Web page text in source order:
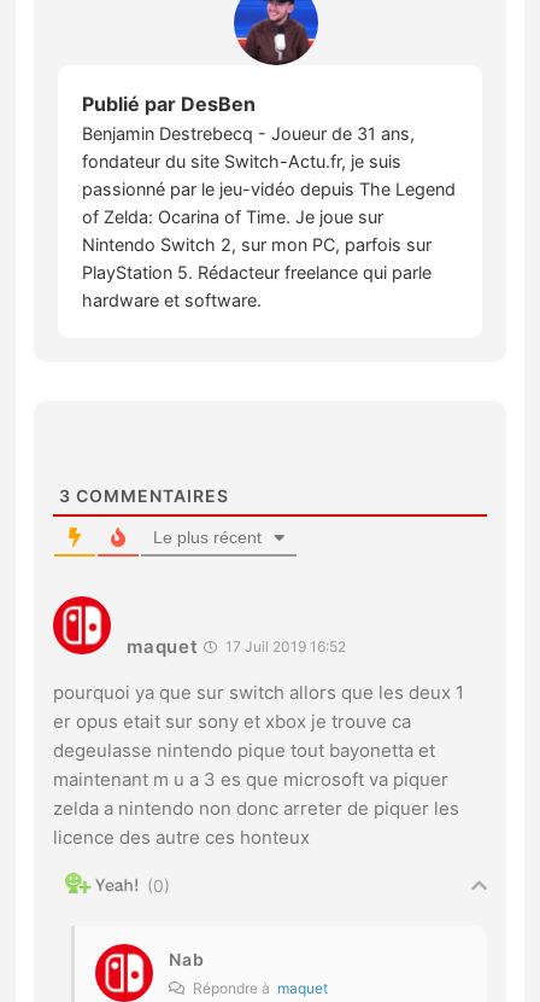
Publié par DesBen
Benjamin Destrebecq - Joueur de 31 ans,
fondateur du site Switch-Actu.fr, je suis
passionné par le jeu-vidéo depuis The Legend
of Zelda: Ocarina of Time. Je joue sur
Nintendo Switch 2, sur mon PC, parfois sur
PlayStation 5. Rédacteur freelance qui parle
hardware et software.
3 COMMENTAIRES
Le plus récent
maquet 17 Juil 2019 16:52
pourquoi ya que sur switch allors que les deux 1
er opus etait sur sony et xbox je trouve ca
degeulasse nintendo pique tout bayonetta et
maintenant m u a 3 es que microsoft va piquer
zelda a nintendo non donc arreter de piquer les
licence des autre ces honteux
0
Nab
Répondre à maquet